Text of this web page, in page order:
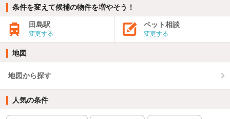
条件を変えて候補の物件を増やそう！
田島駅
変更する
ペット相談
変更する
地図
地図から探す
人気の条件